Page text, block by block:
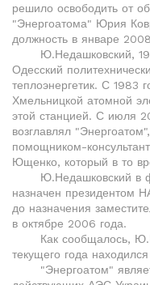
решило освободить от
"Энергоатома" Юрия
должность в январе
Ю.Недашковский,
Одесский
теплоэнергетик. С 1983
Хмельницкой атомной
этой станцией. С июля
возглавлял
помощником-
Ющенко, который в то
Ю.Недашковский в
назначен президентом
до назначения
в октябре 2006 года.
Как сообщалось,
текущего года
"Энергоатом"